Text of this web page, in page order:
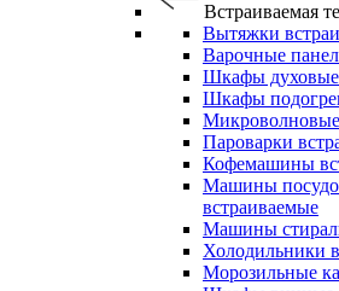
Встраиваемая
Вытяжки
Варочные
Шкафы духовые
Шкафы
Пароварки
Кофемашины
Машины
встраиваемые
Машины
Холодильники
Морозильные